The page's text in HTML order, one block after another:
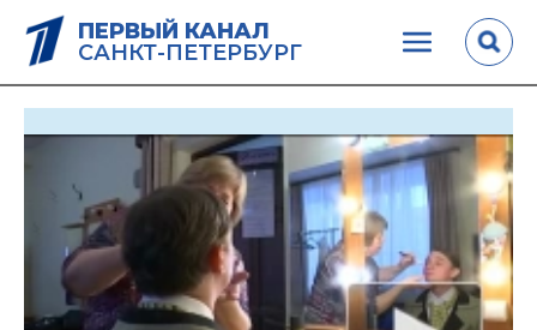
ПЕРВЫЙ КАНАЛ
САНКТ-ПЕТЕРБУРГ